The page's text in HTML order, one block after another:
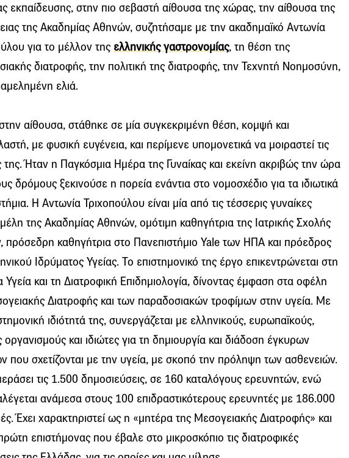
εκπαίδευσης, στην πιο σεβαστή αίθουσα της χώρας, την αίθουσα της
της Ακαδημίας Αθηνών, συζητήσαμε με την ακαδημαϊκό Αντωνία
για το μέλλον της ελληνικής γαστρονομίας, τη θέση της
διατροφής, την πολιτική της διατροφής, την Τεχνητή Νοημοσύνη,
ελιά.
αίθουσα, στάθηκε σε μία συγκεκριμένη θέση, κομψή και
με φυσική ευγένεια, και περίμενε υπομονετικά να μοιραστεί τις
της. Ήταν η Παγκόσμια Ημέρα της Γυναίκας και εκείνη ακριβώς την ώρα
δρόμους ξεκινούσε η πορεία ενάντια στο νομοσχέδιο για τα ιδιωτικά
Η Αντωνία Τριχοπούλου είναι μία από τις τέσσερις γυναίκες
μέλη της Ακαδημίας Αθηνών, ομότιμη καθηγήτρια της Ιατρικής Σχολής
πρόσεδρη καθηγήτρια στο Πανεπιστήμιο Yale των ΗΠΑ και πρόεδρος
Ιδρύματος Υγείας. Το επιστημονικό της έργο επικεντρώνεται στη
Υγεία και τη Διατροφική Επιδημιολογία, δίνοντας έμφαση στα οφέλη
Διατροφής και των παραδοσιακών τροφίμων στην υγεία. Με
ιδιότητά της, συνεργάζεται με ελληνικούς, ευρωπαϊκούς,
οργανισμούς και ιδιώτες για τη δημιουργία και διάδοση έγκυρων
που σχετίζονται με την υγεία, με σκοπό την πρόληψη των ασθενειών.
τις 1.500 δημοσιεύσεις, σε 160 καταλόγους ερευνητών, ενώ
ανάμεσα στους 100 επιδραστικότερους ερευνητές με 186.000
Έχει χαρακτηριστεί ως η «μητέρα της Μεσογειακής Διατροφής» και
επιστήμονας που έβαλε στο μικροσκόπιο τις διατροφικές